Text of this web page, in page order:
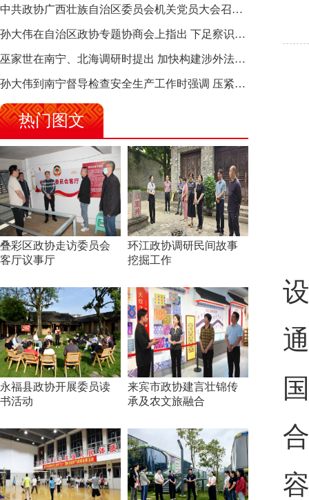
中共政协广西壮族自治区委员会机关党员大会召开 选举产生新一届机关党委、机关纪委
孙大伟在自治区政协专题协商会上指出 下足察识谋督之功 恪尽服务大局之责 助推有色金属、关键金属产业高质量发展
巫家世在南宁、北海调研时提出 加快构建涉外法律供给集群 护航向海经济高质量发展
孙大伟到南宁督导检查安全生产工作时强调 压紧压实责任 狠抓隐患整治 坚决筑牢安全生产防线
热门图文
叠彩区政协走访委员会
客厅议事厅
环江政协调研民间故事
挖掘工作
永福县政协开展委员读
书活动
来宾市政协建言壮锦传
承及农文旅融合